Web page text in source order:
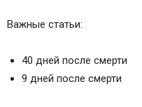
Важные статьи:
40 дней после смерти
9 дней после смерти